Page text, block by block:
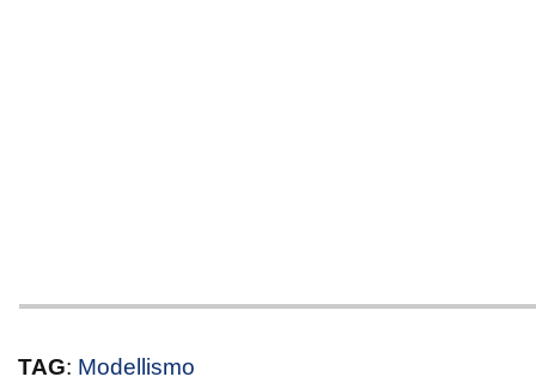
TAG: Modellismo